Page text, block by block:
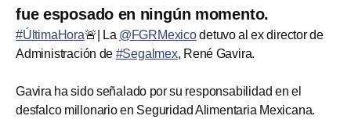
fue esposado en ningún momento.
#ÚltimaHora🚨| La @FGRMexicodetuvo al ex director de
Administración de #Segalmex, René Gavira.
Gavira ha sido señalado por su responsabilidad en el
desfalco millonario en Seguridad Alimentaria Mexicana.